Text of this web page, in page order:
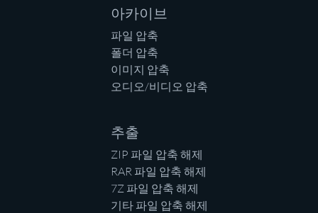
아카이브
파일 압축
폴더 압축
이미지 압축
오디오/비디오 압축
추출
ZIP 파일 압축 해제
RAR 파일 압축 해제
7Z 파일 압축 해제
기타 파일 압축 해제